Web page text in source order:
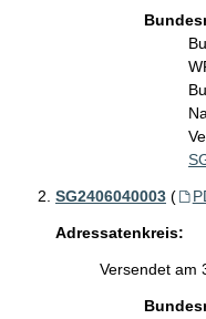
SG2406040003 (
Adressatenkreis:
Versendet am